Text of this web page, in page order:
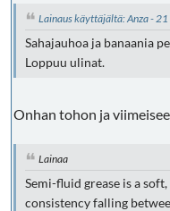
Lainaus käyttäjältä: Anza -
Sahajauhoa ja banaania
Loppuu ulinat.
Onhan tohon ja
Lainaa
Semi-fluid grease is a
consistency falling